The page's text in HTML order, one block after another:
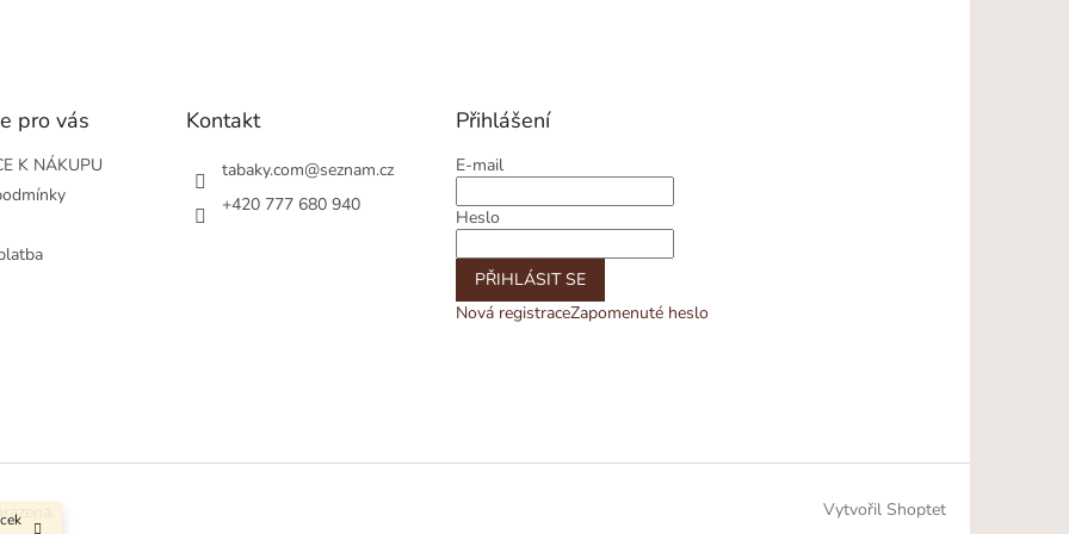
pro vás
K NÁKUPU
Kontakt
tabaky.com@seznam.cz
+420 777 680 940
Přihlášení
E-mail
Heslo
PŘIHLÁSIT SE
Nová registraceZapomenuté heslo
Vytvořil Shoptet